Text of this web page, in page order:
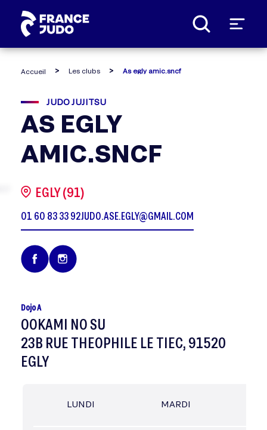
Accueil Les clubs As egly amic.sncf
JUDO JUJITSU
AS EGLY
AMIC.SNCF
EGLY (91)
01 60 83 33 92JUDO.ASE.EGLY@GMAIL.COM
Dojo A
OOKAMI NO SU
23B RUE THEOPHILE LE TIEC, 91520
EGLY
LUNDI MARDI